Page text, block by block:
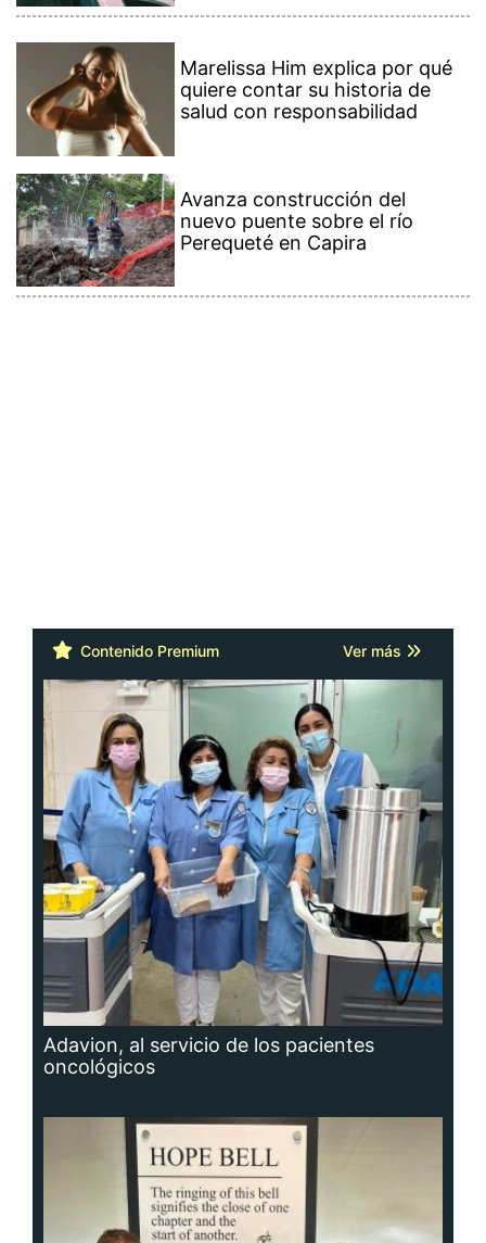
Marelissa Him explica por qué
quiere contar su historia de
salud con responsabilidad
Avanza construcción del
nuevo puente sobre el río
Perequeté en Capira
Contenido Premium Ver más
Adavion, al servicio de los pacientes
oncológicos